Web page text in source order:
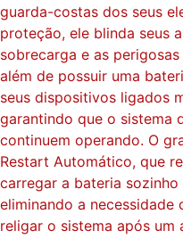
guarda-costas dos seus
proteção, ele blinda seus
sobrecarga e as
além de possuir uma
seus dispositivos ligados
garantindo que o sistema
continuem operando. O
Restart Automático, que
carregar a bateria
eliminando a necessidade
religar o sistema após um